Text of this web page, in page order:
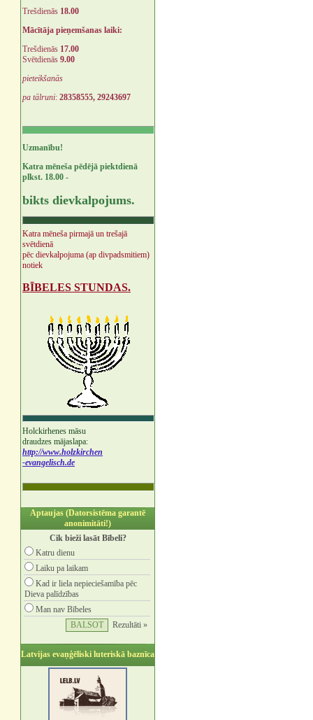
Trešdienās 18.00
Mācītāja pieņemšanas laiki:
Trešdienās 17.00
Svētdienās 9.00
pieteikšanās
pa tālruni: 28358555, 29243697
Uzmanību!
Katra mēneša pēdējā piektdienā
plkst. 18.00 -
bikts dievkalpojums.
Katra mēneša pirmajā un trešajā
svētdienā
pēc dievkalpojuma (ap divpadsmitiem)
notiek
BĪBELES STUNDAS.
Holckirhenes māsu
draudzes mājaslapa:
http://www.holzkirchen
-evangelisch.de
Aptaujas (Datorsistēma garantē
anonimitāti!)
Cik bieži lasāt Bībeli?
Katru dienu
Laiku pa laikam
Kad ir liela nepieciešamība pēc
Dieva palīdzības
Man nav Bībeles
Rezultāti »
Latvijas evaņģēliski luteriskā baznīca